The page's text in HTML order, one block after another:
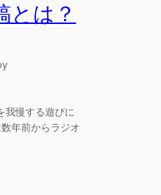
とは？
我慢する遊びに
年前からラジオ